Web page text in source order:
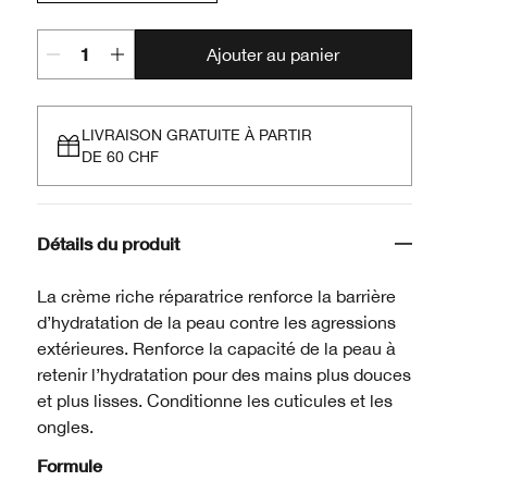
Ajouter au panier
LIVRAISON GRATUITE À PARTIR
DE 60 CHF
Détails du produit
La crème riche réparatrice renforce la barrière
d’hydratation de la peau contre les agressions
extérieures. Renforce la capacité de la peau à
retenir l’hydratation pour des mains plus douces
et plus lisses. Conditionne les cuticules et les
ongles.
Formule